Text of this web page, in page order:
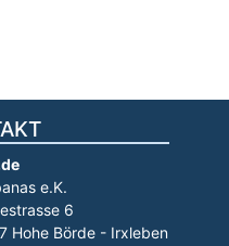
e.K.
6
Hohe Börde - Irxleben